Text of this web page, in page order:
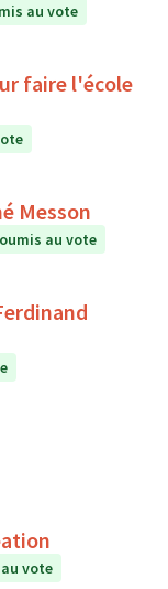
au vote
faire l'école
Messon
au vote
vote